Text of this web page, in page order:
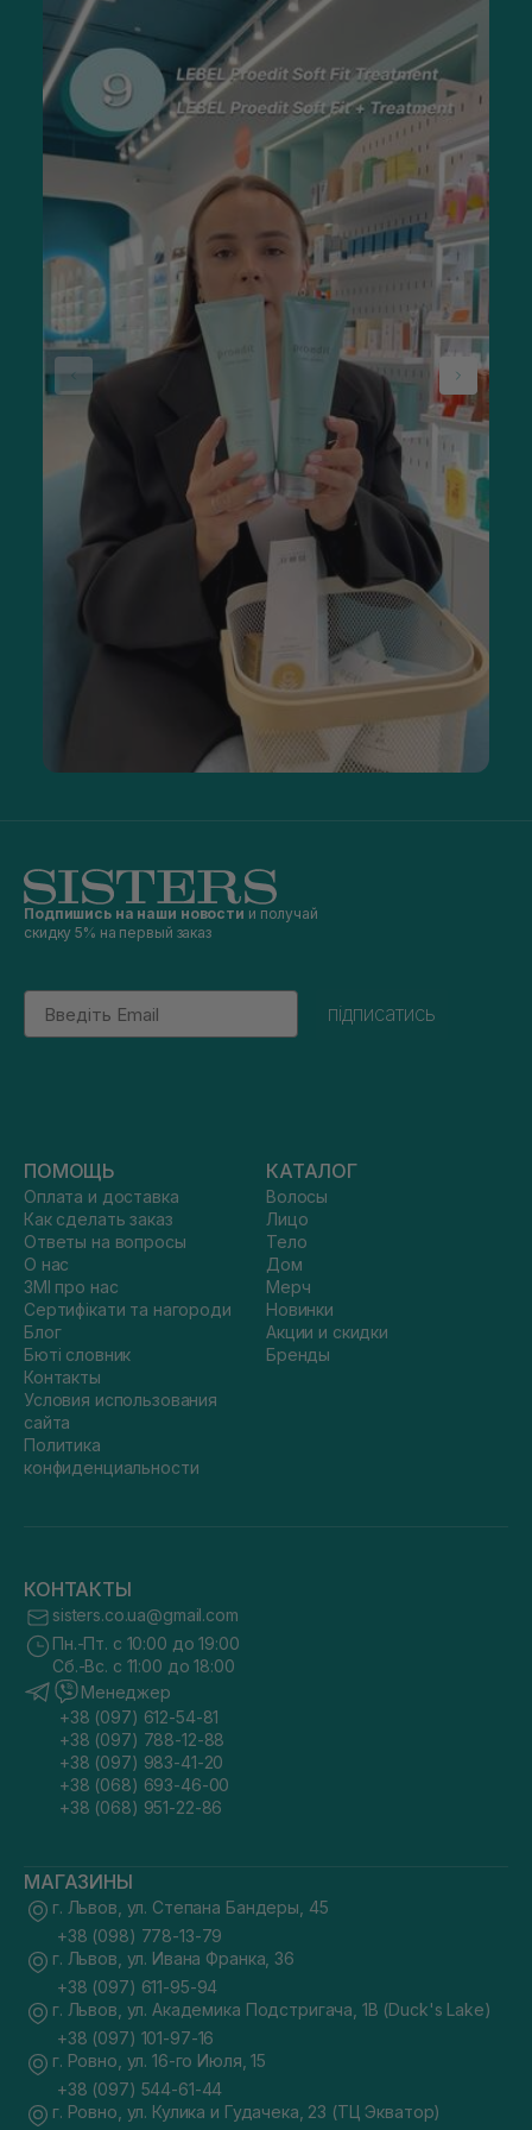
возможность выбрать тип товара, бренд и страну-
производитель. Заказать и купить необходимый продукт
можно через корзину или по телефону (раздел «Контакты»).
Для удобства клиентов интернет-магазин SISTERS работает
по выходным, возможен самовывоз во Львове или Ровно, а
также доставка в Киев или любой другой город Украины
почтовым оператором после оплаты заказа.
Подпишись на наши новости и получай
скидку 5% на первый заказ
Email
підписатись
ПОМОЩЬ
Оплата и доставка
Как сделать заказ
Ответы на вопросы
О нас
ЗМІ про нас
Сертифікати та нагороди
Блог
Бюті словник
Контакты
Условия использования
сайта
Политика
конфиденциальности
КАТАЛОГ
Волосы
Лицо
Тело
Дом
Мерч
Новинки
Акции и скидки
Бренды
КОНТАКТЫ
sisters.co.ua@gmail.com
Пн.-Пт. с 10:00 до 19:00
Сб.-Вс. с 11:00 до 18:00
Менеджер
+38 (097) 612-54-81
+38 (097) 788-12-88
+38 (097) 983-41-20
+38 (068) 693-46-00
+38 (068) 951-22-86
МАГАЗИНЫ
г. Львов, ул. Степана Бандеры, 45
+38 (098) 778-13-79
г. Львов, ул. Ивана Франка, 36
+38 (097) 611-95-94
г. Львов, ул. Академика Подстригача, 1В (Duck's Lake)
+38 (097) 101-97-16
г. Ровно, ул. 16-го Июля, 15
+38 (097) 544-61-44
г. Ровно, ул. Кулика и Гудачека, 23 (ТЦ Экватор)